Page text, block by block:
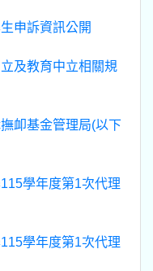
申訴資訊公開
及教育中立相關規
卹基金管理局(以下
學年度第1次代理
學年度第1次代理